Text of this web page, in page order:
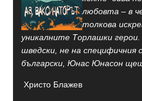
любовта – в
толкова
уникалните Торлашки
шведски, не на специфичния
български, Юнас Юнасон
Христо Блажев